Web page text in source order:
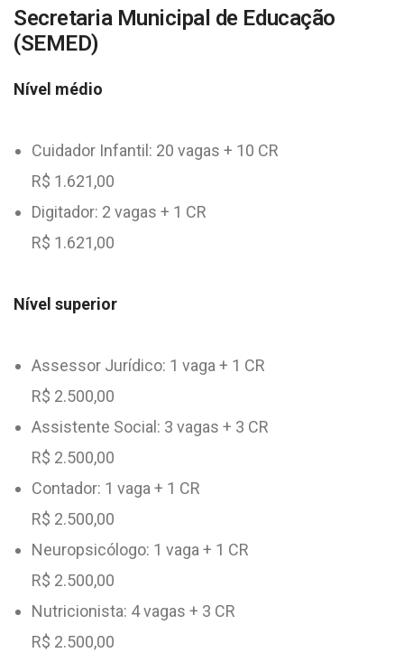
Secretaria Municipal de Educação
(SEMED)
Nível médio
Cuidador Infantil: 20 vagas + 10 CR
R$ 1.621,00
Digitador: 2 vagas + 1 CR
R$ 1.621,00
Nível superior
Assessor Jurídico: 1 vaga + 1 CR
R$ 2.500,00
Assistente Social: 3 vagas + 3 CR
R$ 2.500,00
Contador: 1 vaga + 1 CR
R$ 2.500,00
Neuropsicólogo: 1 vaga + 1 CR
R$ 2.500,00
Nutricionista: 4 vagas + 3 CR
R$ 2.500,00